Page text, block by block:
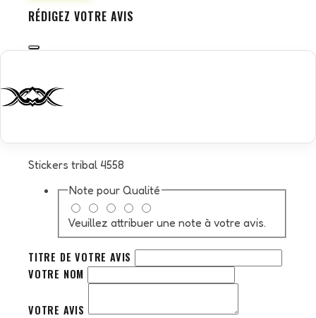
RÉDIGEZ VOTRE AVIS
Stickers tribal 4558
Note pour Qualité
Veuillez attribuer une note à votre avis.
TITRE DE VOTRE AVIS
VOTRE NOM
VOTRE AVIS